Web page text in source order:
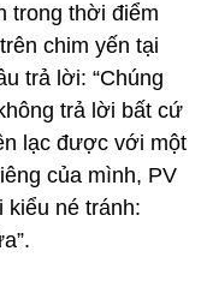
trong thời điểm
chim yến tại
trả lời: “Chúng
trả lời bất cứ
lạc được với một
của mình, PV
né tránh: